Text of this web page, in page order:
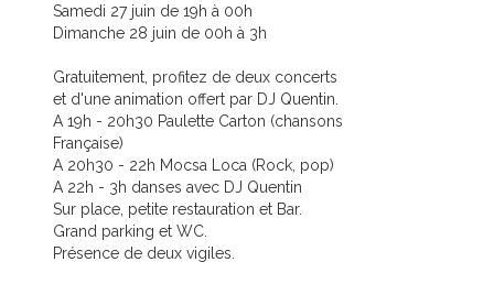
Samedi 27 juin de 19h à 00h
Dimanche 28 juin de 00h à 3h
Gratuitement, profitez de deux concerts
et d'une animation offert par DJ Quentin.
A 19h - 20h30 Paulette Carton (chansons
Française)
A 20h30 - 22h Mocsa Loca (Rock, pop)
A 22h - 3h danses avec DJ Quentin
Sur place, petite restauration et Bar.
Grand parking et WC.
Présence de deux vigiles.